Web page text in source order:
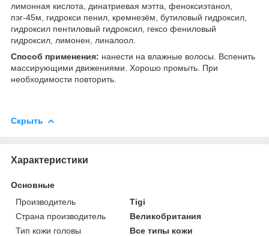
лимонная кислота, динатриевая мэтта, феноксиэтанол,
пэг-45м, гидрокси пенил, кремнезём, бутиловый гидроксил,
гидроксил пентиловый гидроксил, гексо фениловый
гидроксил, лимонен, линалоол.
Способ применения: нанести на влажные волосы. Вспенить
массирующими движениями. Хорошо промыть. При
необходимости повторить.
Скрыть
Характеристики
Основные
Производитель
Tigi
Страна производитель
Великобритания
Тип кожи головы
Все типы кожи